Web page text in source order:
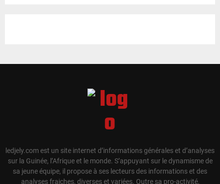
ledjely.com est un site internet d’informations générales et d’analyses
sur la Guinée, l’Afrique et le monde. S’appuyant sur le dynamisme de
sa jeune équipe, il propose à ses lecteurs des informations et des
analyses fraiches, diverses et variées. Outre sa pro-activité,